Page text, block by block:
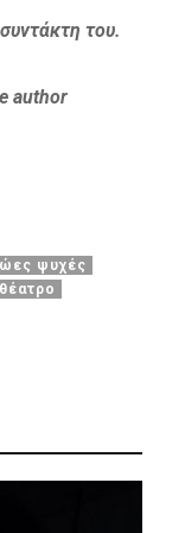
του.
author
ψυχές
θέατρο